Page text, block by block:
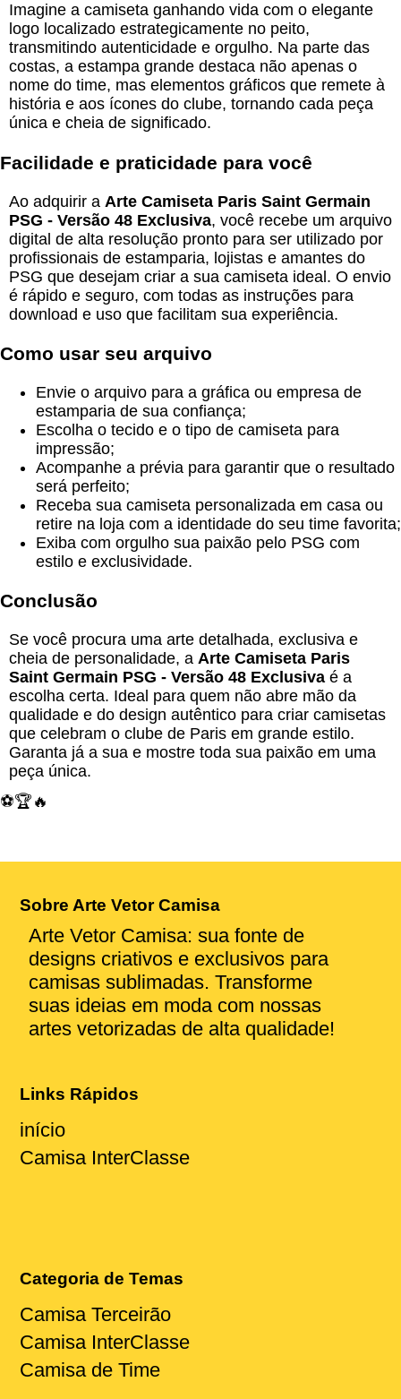
Imagine a camiseta ganhando vida com o elegante
logo localizado estrategicamente no peito,
transmitindo autenticidade e orgulho. Na parte das
costas, a estampa grande destaca não apenas o
nome do time, mas elementos gráficos que remete à
história e aos ícones do clube, tornando cada peça
única e cheia de significado.
Facilidade e praticidade para você
Ao adquirir a Arte Camiseta Paris Saint Germain
PSG - Versão 48 Exclusiva, você recebe um arquivo
digital de alta resolução pronto para ser utilizado por
profissionais de estamparia, lojistas e amantes do
PSG que desejam criar a sua camiseta ideal. O envio
é rápido e seguro, com todas as instruções para
download e uso que facilitam sua experiência.
Como usar seu arquivo
Envie o arquivo para a gráfica ou empresa de
estamparia de sua confiança;
Escolha o tecido e o tipo de camiseta para
impressão;
Acompanhe a prévia para garantir que o resultado
será perfeito;
Receba sua camiseta personalizada em casa ou
retire na loja com a identidade do seu time favorita;
Exiba com orgulho sua paixão pelo PSG com
estilo e exclusividade.
Conclusão
Se você procura uma arte detalhada, exclusiva e
cheia de personalidade, a Arte Camiseta Paris
Saint Germain PSG - Versão 48 Exclusiva é a
escolha certa. Ideal para quem não abre mão da
qualidade e do design autêntico para criar camisetas
que celebram o clube de Paris em grande estilo.
Garanta já a sua e mostre toda sua paixão em uma
peça única.
⚽🏆🔥
Sobre Arte Vetor Camisa
Arte Vetor Camisa: sua fonte de
designs criativos e exclusivos para
camisas sublimadas. Transforme
suas ideias em moda com nossas
artes vetorizadas de alta qualidade!
Links Rápidos
início
Camisa InterClasse
Categoria de Temas
Camisa Terceirão
Camisa InterClasse
Camisa de Time